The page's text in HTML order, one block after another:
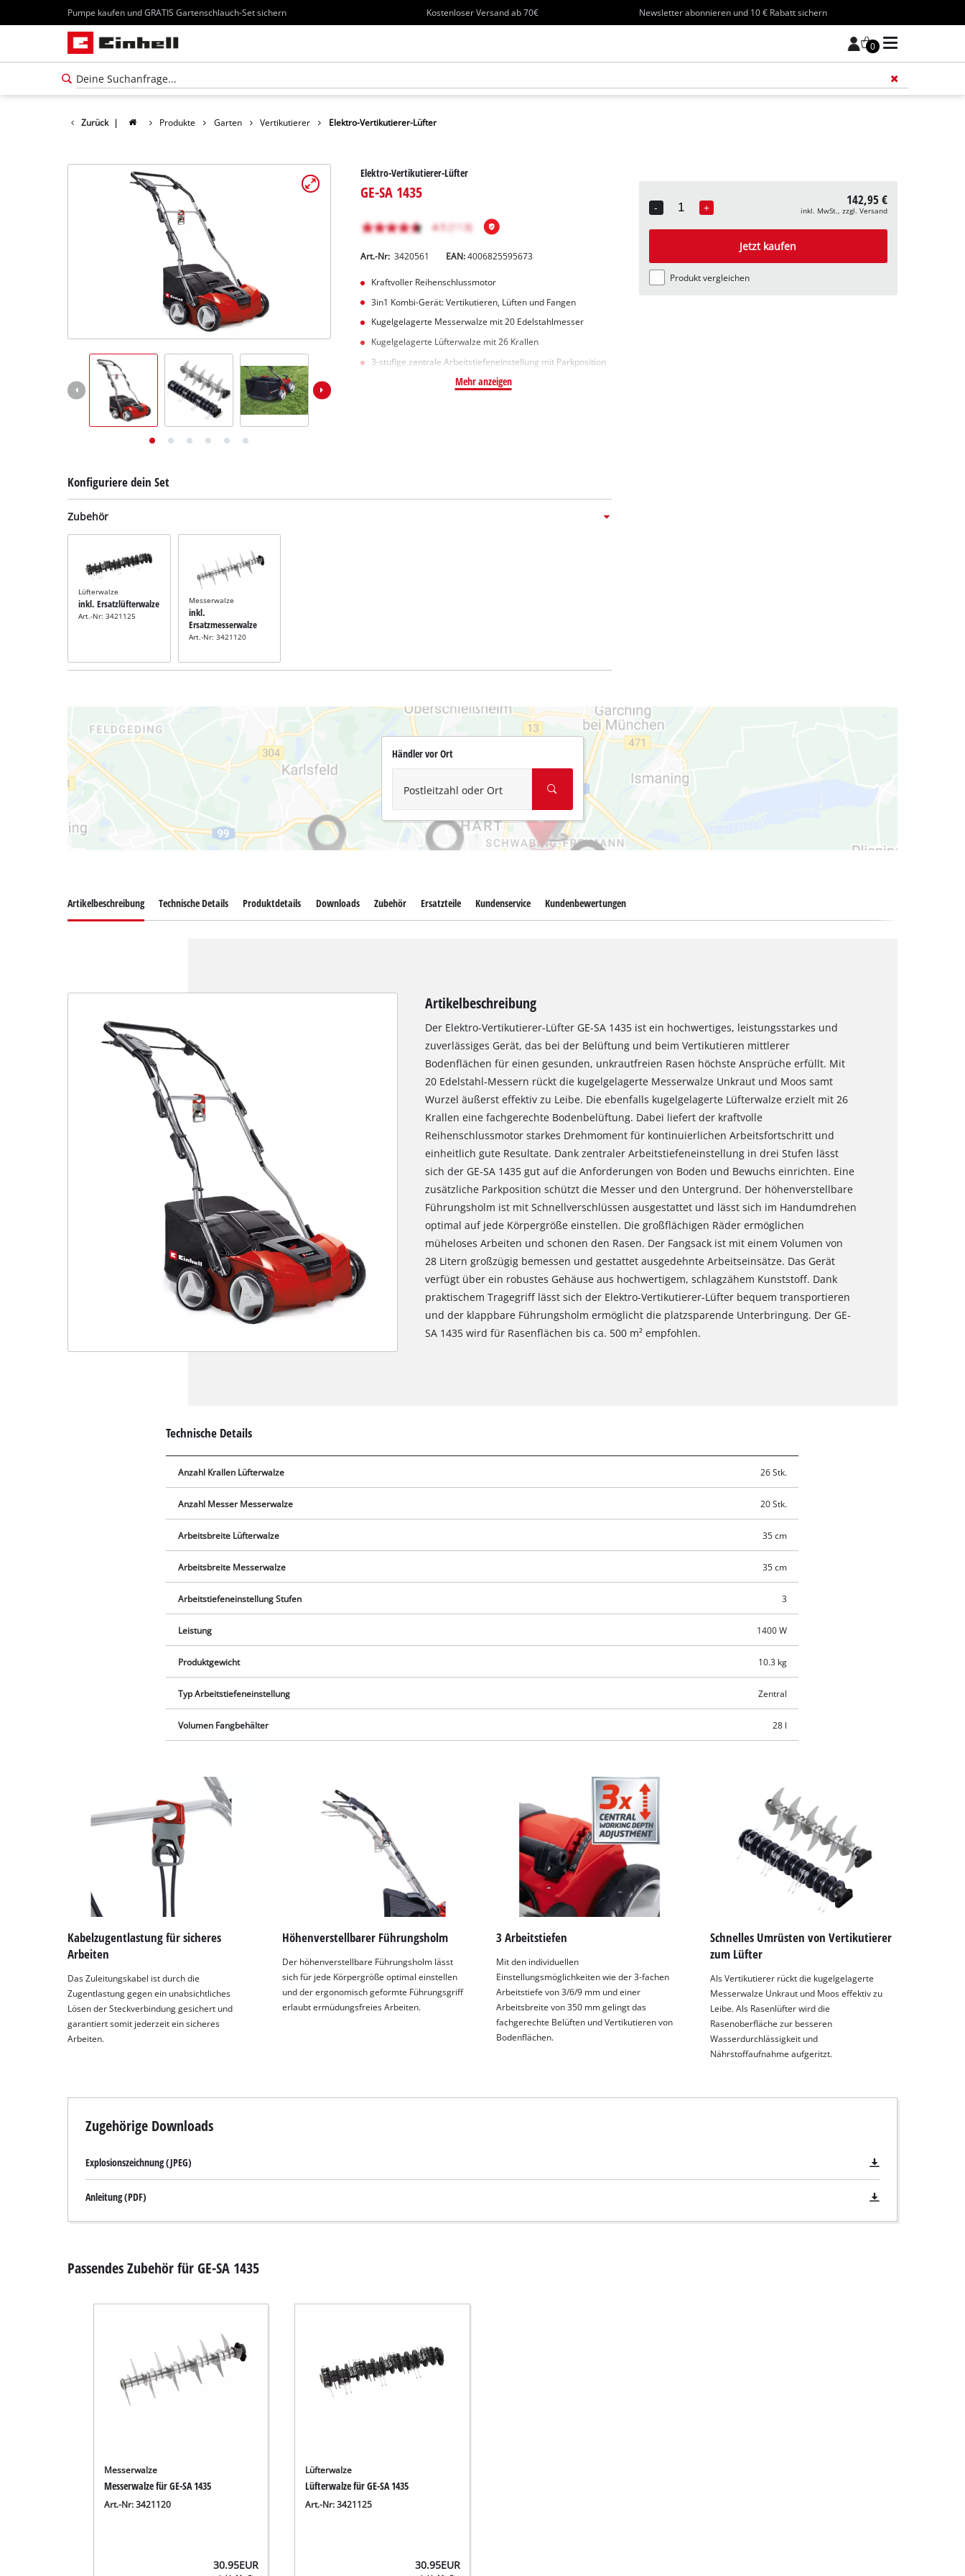
Pumpe kaufen und GRATIS Gartenschlauch-Set sichern Kostenloser Versand ab 70€ Newsletter abonnieren und 10 € Rabatt sichern
0
Zurück | Produkte Garten Vertikutierer Elektro-Vertikutierer-Lüfter
Elektro-Vertikutierer-Lüfter
GE-SA 1435
Art.-Nr: 3420561 EAN:4006825595673
Kraftvoller Reihenschlussmotor
3in1 Kombi-Gerät: Vertikutieren, Lüften und Fangen
Kugelgelagerte Messerwalze mit 20 Edelstahlmesser
Kugelgelagerte Lüfterwalze mit 26 Krallen
3-stufige zentrale Arbeitstiefeneinstellung mit Parkposition
Mehr anzeigen
Konfiguriere dein Set
Zubehör
Lüfterwalze
inkl. Ersatzlüfterwalze
Art.-Nr: 3421125
Messerwalze
inkl.
Ersatzmesserwalze
Art.-Nr: 3421120
-
Quantity
+ 142,95 €
inkl. MwSt., zzgl. Versand
Jetzt kaufen
Produkt vergleichen
Händler vor Ort
Postleitzahl oder Ort
This content is not permitted to load due
visitor. The website owner needs to setup
to the list of technologies used.
Artikelbeschreibung Technische Details Produktdetails Downloads Zubehör Ersatzteile Kundenservice Kundenbewertungen
Artikelbeschreibung
Der Elektro-Vertikutierer-Lüfter GE-SA 1435 ist ein hochwertiges, leistungsstarkes und
zuverlässiges Gerät, das bei der Belüftung und beim Vertikutieren mittlerer
Bodenflächen für einen gesunden, unkrautfreien Rasen höchste Ansprüche erfüllt. Mit
20 Edelstahl-Messern rückt die kugelgelagerte Messerwalze Unkraut und Moos samt
Wurzel äußerst effektiv zu Leibe. Die ebenfalls kugelgelagerte Lüfterwalze erzielt mit 26
Krallen eine fachgerechte Bodenbelüftung. Dabei liefert der kraftvolle
Reihenschlussmotor starkes Drehmoment für kontinuierlichen Arbeitsfortschritt und
einheitlich gute Resultate. Dank zentraler Arbeitstiefeneinstellung in drei Stufen lässt
sich der GE-SA 1435 gut auf die Anforderungen von Boden und Bewuchs einrichten. Eine
zusätzliche Parkposition schützt die Messer und den Untergrund. Der höhenverstellbare
Führungsholm ist mit Schnellverschlüssen ausgestattet und lässt sich im Handumdrehen
optimal auf jede Körpergröße einstellen. Die großflächigen Räder ermöglichen
müheloses Arbeiten und schonen den Rasen. Der Fangsack ist mit einem Volumen von
28 Litern großzügig bemessen und gestattet ausgedehnte Arbeitseinsätze. Das Gerät
verfügt über ein robustes Gehäuse aus hochwertigem, schlagzähem Kunststoff. Dank
praktischem Tragegriff lässt sich der Elektro-Vertikutierer-Lüfter bequem transportieren
und der klappbare Führungsholm ermöglicht die platzsparende Unterbringung. Der GE-
SA 1435 wird für Rasenflächen bis ca. 500 m² empfohlen.
Technische Details
Anzahl Krallen Lüfterwalze 26 Stk.
Anzahl Messer Messerwalze 20 Stk.
Arbeitsbreite Lüfterwalze 35 cm
Arbeitsbreite Messerwalze 35 cm
Arbeitstiefeneinstellung Stufen 3
Leistung 1400 W
Produktgewicht 10.3 kg
Typ Arbeitstiefeneinstellung Zentral
Volumen Fangbehälter 28 l
Kabelzugentlastung für sicheres
Arbeiten
Das Zuleitungskabel ist durch die
Zugentlastung gegen ein unabsichtliches
Lösen der Steckverbindung gesichert und
garantiert somit jederzeit ein sicheres
Arbeiten.
Höhenverstellbarer Führungsholm
Der höhenverstellbare Führungsholm lässt
sich für jede Körpergröße optimal einstellen
und der ergonomisch geformte Führungsgriff
erlaubt ermüdungsfreies Arbeiten.
3 Arbeitstiefen
Mit den individuellen
Einstellungsmöglichkeiten wie der 3-fachen
Arbeitstiefe von 3/6/9 mm und einer
Arbeitsbreite von 350 mm gelingt das
fachgerechte Belüften und Vertikutieren von
Bodenflächen.
Schnelles Umrüsten von Vertikutierer
zum Lüfter
Als Vertikutierer rückt die kugelgelagerte
Messerwalze Unkraut und Moos effektiv zu
Leibe. Als Rasenlüfter wird die
Rasenoberfläche zur besseren
Wasserdurchlässigkeit und
Nährstoffaufnahme aufgeritzt.
Zugehörige Downloads
Explosionszeichnung (JPEG)
Anleitung (PDF)
Passendes Zubehör für GE-SA 1435
Messerwalze
Messerwalze für GE-SA 1435
Art.-Nr: 3421120
30.95EUR
Lüfterwalze
Lüfterwalze für GE-SA 1435
Art.-Nr: 3421125
30.95EUR